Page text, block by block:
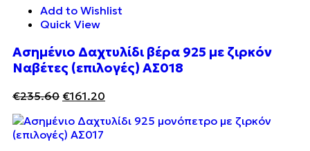
Add to Wishlist
Quick View
Ασημένιο Δαχτυλίδι βέρα 925 με ζιρκόν
Ναβέτες (επιλογές) ΑΣ018
€235.60 €161.20